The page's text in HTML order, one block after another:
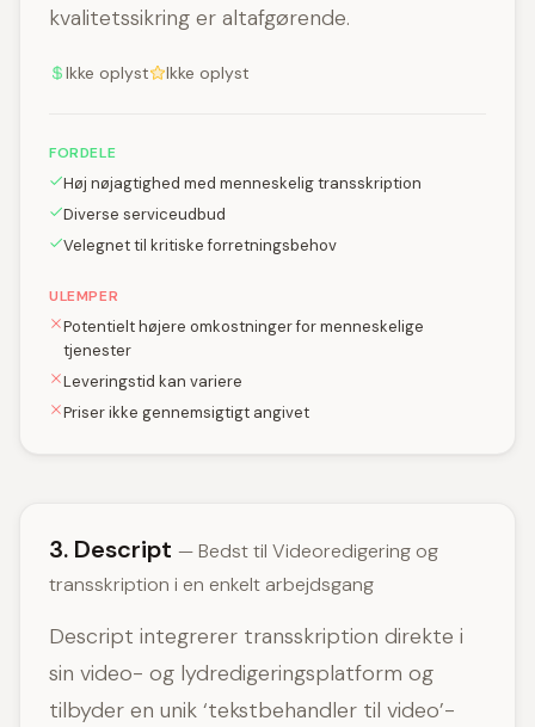
kvalitetssikring er altafgørende.
Ikke oplyst Ikke oplyst
FORDELE
Høj nøjagtighed med menneskelig transskription
Diverse serviceudbud
Velegnet til kritiske forretningsbehov
ULEMPER
Potentielt højere omkostninger for menneskelige
tjenester
Leveringstid kan variere
Priser ikke gennemsigtigt angivet
3. Descript — Bedst til Videoredigering og
transskription i en enkelt arbejdsgang
Descript integrerer transskription direkte i
sin video- og lydredigeringsplatform og
tilbyder en unik ‘tekstbehandler til video’-